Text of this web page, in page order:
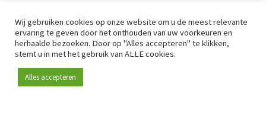
Wij gebruiken cookies op onze website om u de meest relevante
ervaring te geven door het onthouden van uw voorkeuren en
herhaalde bezoeken. Door op "Alles accepteren" te klikken,
stemt u in met het gebruik van ALLE cookies.
Alles accepteren